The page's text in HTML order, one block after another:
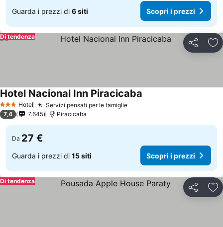
Guarda i prezzi di 6 siti Scopri i prezzi
Condividi
Di tendenza
3 StelleHotel Servizi pensati per le famiglie
Hotel Nacional Inn Piracicaba
7,4 7.645 Piracicaba
Da 27 €
Guarda i prezzi di 15 siti Scopri i prezzi
Condividi
Di tendenza